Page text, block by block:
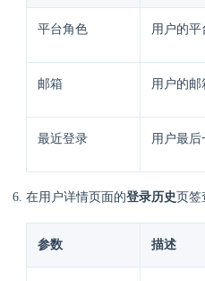
平台角色 用户的平
邮箱 用户的邮
最近登录 用户最后
在用户详情页面的登录历史页签
参数 描述